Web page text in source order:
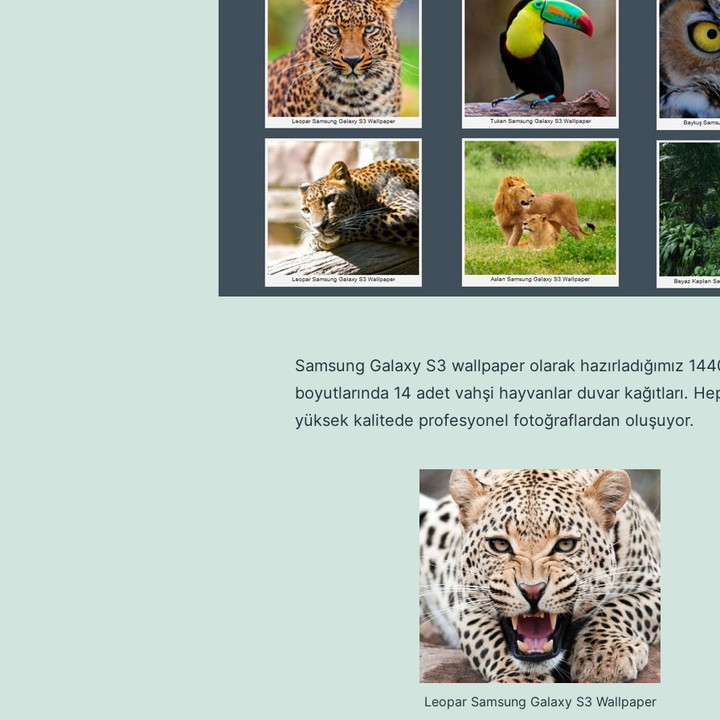
Samsung Galaxy S3 wallpaper olarak hazırladığımız
boyutlarında 14 adet vahşi hayvanlar duvar kağıtları.
yüksek kalitede profesyonel fotoğraflardan oluşuyor.
Leopar Samsung Galaxy S3 Wallpaper